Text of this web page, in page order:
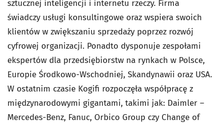
sztucznej inteligencji i internetu rzeczy. Firma
świadczy usługi konsultingowe oraz wspiera swoich
klientów w zwiększaniu sprzedaży poprzez rozwój
cyfrowej organizacji. Ponadto dysponuje zespołami
ekspertów dla przedsiębiorstw na rynkach w Polsce,
Europie Środkowo-Wschodniej, Skandynawii oraz USA.
W ostatnim czasie Kogifi rozpoczęła współpracę z
międzynarodowymi gigantami, takimi jak: Daimler –
Mercedes-Benz, Fanuc, Orbico Group czy Change of